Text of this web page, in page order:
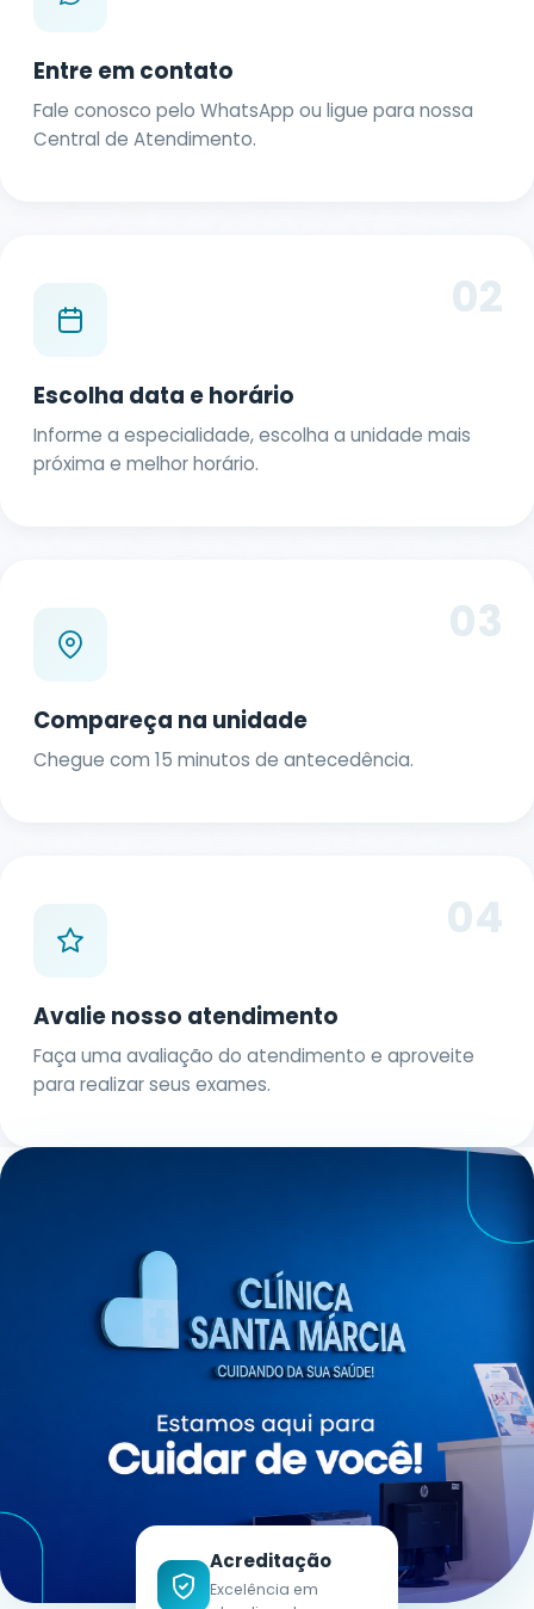
Entre em contato
Fale conosco pelo WhatsApp ou ligue para nossa
Central de Atendimento.
02
Escolha data e horário
Informe a especialidade, escolha a unidade mais
próxima e melhor horário.
03
Compareça na unidade
Chegue com 15 minutos de antecedência.
04
Avalie nosso atendimento
Faça uma avaliação do atendimento e aproveite
para realizar seus exames.
Sem Carência
Renovável
SANTA MÁRCIA BENEFÍCIOS